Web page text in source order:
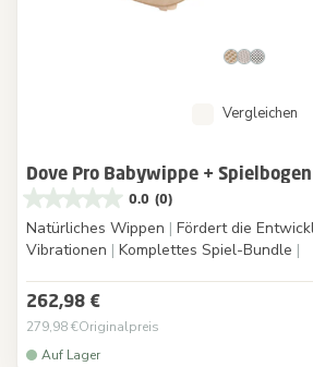
Vergleichen
Dove Pro Babywippe +
0.0 (0)
Natürliches Wippen | Fördert die
Vibrationen | Komplettes Spiel-Bundle |
262,98 €
279,98 €Originalpreis
Auf Lager